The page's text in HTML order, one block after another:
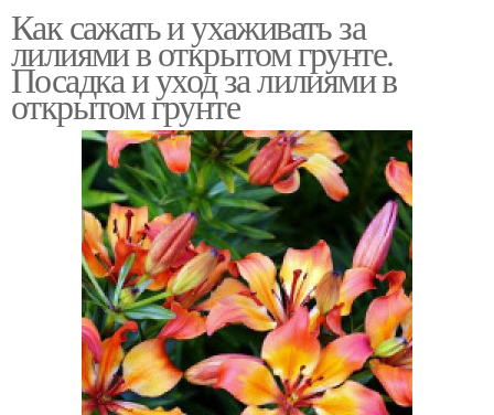
Как сажать и ухаживать за
лилиями в открытом грунте.
Посадка и уход за лилиями в
открытом грунте